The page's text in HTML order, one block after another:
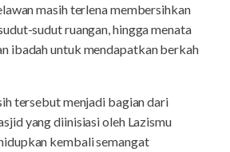
masih terlena membersihkan
sudut ruangan, hingga menata
ibadah untuk mendapatkan berkah
tersebut menjadi bagian dari
yang diinisiasi oleh Lazismu
kembali semangat